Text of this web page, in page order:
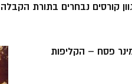
קורסים נבחרים בתורת
פסח – הקליפות